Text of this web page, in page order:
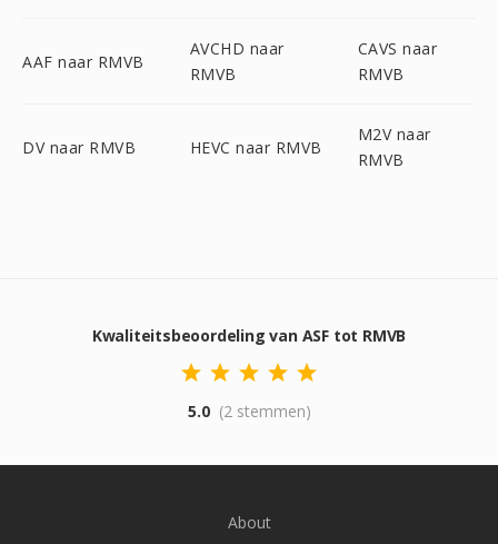
AAF naar RMVB
AVCHD naar
RMVB
CAVS naar
RMVB
DV naar RMVB HEVC naar RMVB
M2V naar
RMVB
Kwaliteitsbeoordeling van ASF tot RMVB
5.0 (2 stemmen)
About